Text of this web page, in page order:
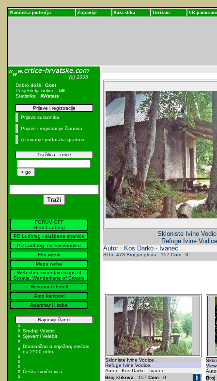
Planinska područja Županije Baza slika Turizam VR panorame
Dobro došli : Gost
Posjetitelja online : 59
Statistika : AWstats
Prijave i registracije
Prijava suradnika
Prijave i registracije članova
Ažuriranje podataka gradovi
Tražilica - crtice
FORUM OFF
Grad Ludbreg
PD Ludbreg - službene stranice
PD Ludbreg- na Facebook-u
Eko vijesti
Mapa weba
Web shop mountain maps of
Croatia, Wanderkarte of Croatia
Restorani i hoteli
Auto kampovi
Apartmani i sobe
Najnoviji članci
Srednji Velebit
Sjeverni Velebit
Dramatično u snježnoj mećavi
na 2500 ndm
Češka smrčkovica
Skloniste Ivine
Refuge Ivine
Autor : Kos Darko - Ivanec
Sl.br: 473 Broj pregleda : 157 Com : 0
Skloniste Ivine Vodice .
Refuge Ivine Vodice.
Autor : Kos Darko - Ivanec
Broj klikova :157 Com :0
Broj